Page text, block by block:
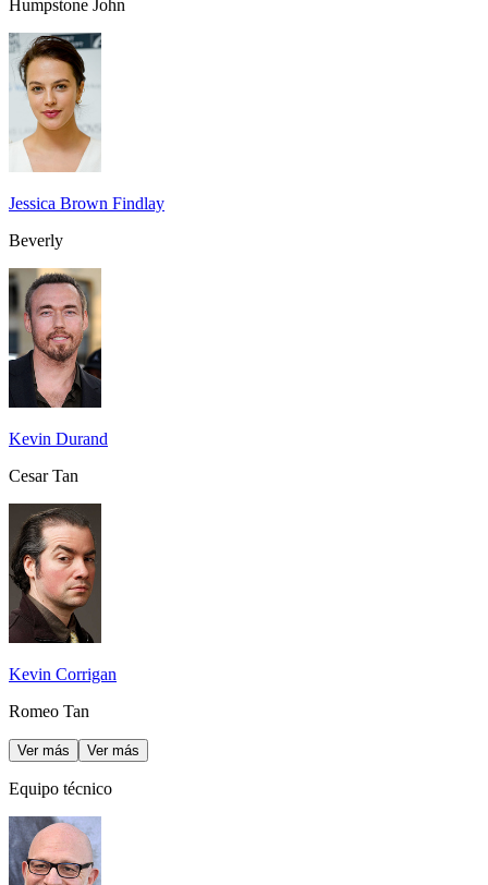
Humpstone John
Jessica Brown Findlay
Beverly
Kevin Durand
Cesar Tan
Kevin Corrigan
Romeo Tan
Ver más Ver más
Equipo técnico